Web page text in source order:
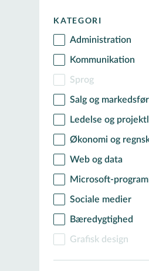
KATEGORI
Administration
Kommunikation
Sprog
Salg og
Ledelse og
Økonomi og
Web og data
Microsoft-
Sociale medier
Bæredygtighed
Grafisk design